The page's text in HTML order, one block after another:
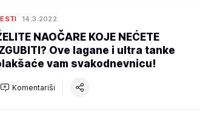
14.3.2022.
NAOČARE KOJE NEĆETE
Ove lagane i ultra tanke
vam svakodnevnicu!
Komentariši